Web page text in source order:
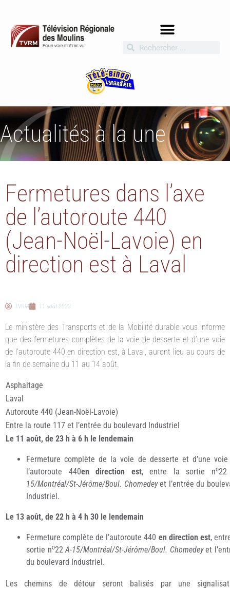
Actualités à la une
Fermetures dans l’axe
de l’autoroute 440
(Jean-Noël-Lavoie) en
direction est à Laval
TVRM 11 août 2023
Le ministère des Transports et de la Mobilité durable vous informe
que des fermetures complètes de la voie de desserte et d’une voie
de l’autoroute 440 en direction est, à Laval, auront lieu au cours de
la fin de semaine du 11 au 14 août.
Asphaltage
Laval
Autoroute 440 (Jean-Noël-Lavoie)
Entre la route 117 et l’entrée du boulevard Industriel
Le 11 août, de 23 h à 6 h le lendemain
Fermeture complète de la voie de desserte et d’une
l’autoroute 440en direction est, entre la sortie no
15/Montréal/St-Jérôme/Boul. Chomedeyet l’entrée du
Industriel.
Le 13 août, de 22 h à 4 h 30 le lendemain
Fermeture complète de l’autoroute 440 en direction est,
sortie no22A-15/Montréal/St-Jérôme/Boul. Chomedeyet
du boulevard Industriel.
Les chemins de détour seront balisés par une